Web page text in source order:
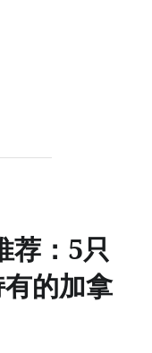
荐：5只
的加拿